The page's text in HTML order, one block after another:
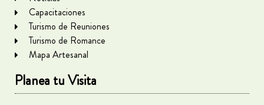
Capacitaciones
Turismo de Reuniones
Turismo de Romance
Mapa Artesanal
Planea tu Visita